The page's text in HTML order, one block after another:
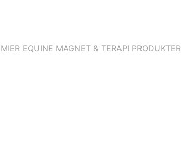
EQUINE MAGNET & TERAPI PRODUKTER